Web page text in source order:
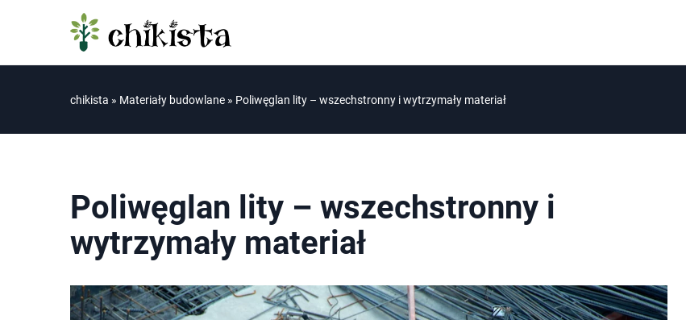
chikista » Materiały budowlane » Poliwęglan lity – wszechstronny i wytrzymały materiał
Poliwęglan lity – wszechstronny i
wytrzymały materiał